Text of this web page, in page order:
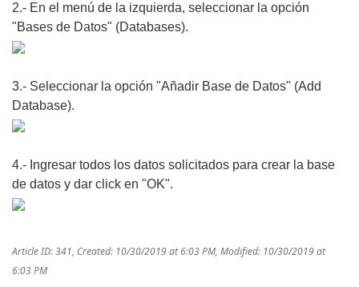
2.- En el menú de la izquierda, seleccionar la opción
"Bases de Datos" (Databases).
3.- Seleccionar la opción "Añadir Base de Datos" (Add
Database).
4.- Ingresar todos los datos solicitados para crear la base
de datos y dar click en "OK".
Article ID: 341, Created: 10/30/2019 at 6:03 PM, Modified: 10/30/2019 at
6:03 PM